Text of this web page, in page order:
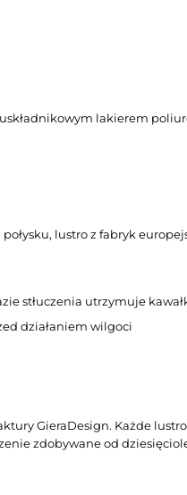
lakierem
lustro z fabryk
stłuczenia utrzymuje
działaniem wilgoci
GieraDesign. Każde
zdobywane od